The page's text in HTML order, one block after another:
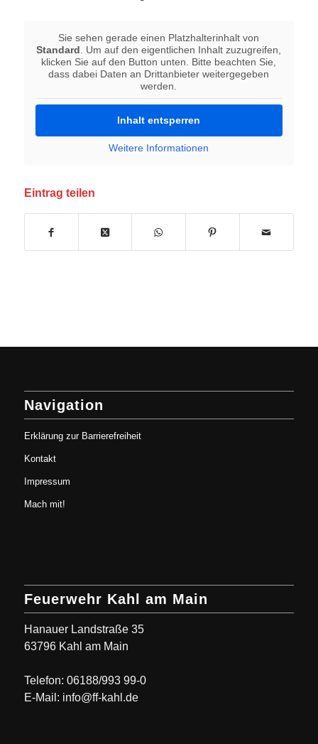
Sie sehen gerade einen Platzhalterinhalt von
Standard. Um auf den eigentlichen Inhalt zuzugreifen,
klicken Sie auf den Button unten. Bitte beachten Sie,
dass dabei Daten an Drittanbieter weitergegeben
werden.
Inhalt entsperren
Weitere Informationen
Eintrag teilen
Navigation
Erklärung zur Barrierefreiheit
Kontakt
Impressum
Mach mit!
Feuerwehr Kahl am Main
Hanauer Landstraße 35
63796 Kahl am Main
Telefon: 06188/993 99-0
E-Mail: info@ff-kahl.de